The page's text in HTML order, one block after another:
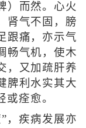
）而然。心火
肾气不固，膀
跟痛，亦示气
畅气机，使木
，又加疏肝养
脾利水实其大
痊愈。
疾病发展亦